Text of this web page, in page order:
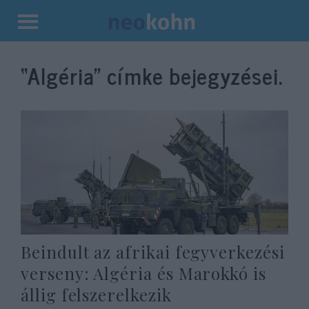
Kilépés
tartalomba
“Algéria” címke bejegyzései.
Beindult az afrikai fegyverkezési
verseny: Algéria és Marokkó is
állig felszerelkezik